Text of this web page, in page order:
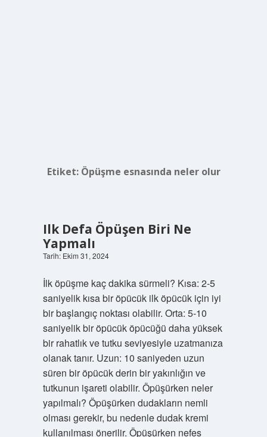
Etiket: Öpüşme esnasında neler olur
Ilk Defa Öpüşen Biri Ne
Yapmalı
Tarih: Ekim 31, 2024
İlk öpüşme kaç dakika sürmeli? Kısa: 2-5
saniyelik kısa bir öpücük ilk öpücük için iyi
bir başlangıç ​​noktası olabilir. Orta: 5-10
saniyelik bir öpücük öpücüğü daha yüksek
bir rahatlık ve tutku seviyesiyle uzatmanıza
olanak tanır. Uzun: 10 saniyeden uzun
süren bir öpücük derin bir yakınlığın ve
tutkunun işareti olabilir. Öpüşürken neler
yapılmalı? Öpüşürken dudakların nemli
olması gerekir, bu nedenle dudak kremi
kullanılması önerilir. Öpüşürken nefes